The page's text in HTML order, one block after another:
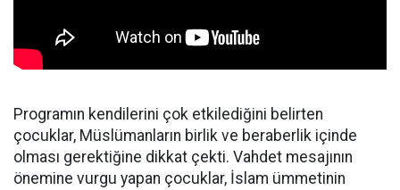
Programın kendilerini çok etkilediğini belirten
çocuklar, Müslümanların birlik ve beraberlik içinde
olması gerektiğine dikkat çekti. Vahdet mesajının
önemine vurgu yapan çocuklar, İslam ümmetinin